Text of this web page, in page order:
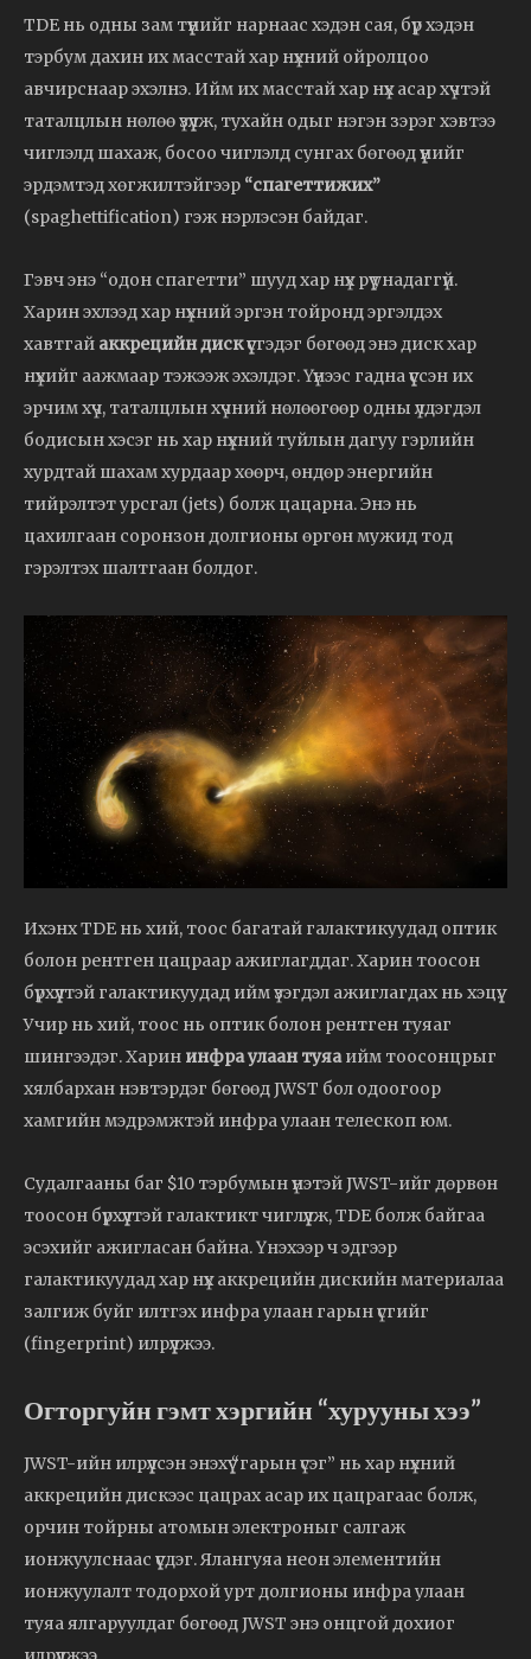
TDE нь одны зам түүнийг нарнаас хэдэн сая, бүр хэдэн
тэрбум дахин их масстай хар нүхний ойролцоо
авчирснаар эхэлнэ. Ийм их масстай хар нүх асар хүчтэй
таталцлын нөлөө үзүүлж, тухайн одыг нэгэн зэрэг хэвтээ
чиглэлд шахаж, босоо чиглэлд сунгах бөгөөд үүнийг
эрдэмтэд хөгжилтэйгээр “спагеттижих”
(spaghettification) гэж нэрлэсэн байдаг.
Гэвч энэ “одон спагетти” шууд хар нүх рүү унадаггүй.
Харин эхлээд хар нүхний эргэн тойронд эргэлдэх
хавтгай аккрецийн дискүүсгэдэг бөгөөд энэ диск хар
нүхийг аажмаар тэжээж эхэлдэг. Үүнээс гадна үүссэн их
эрчим хүч, таталцлын хүчний нөлөөгөөр одны үлдэгдэл
бодисын хэсэг нь хар нүхний туйлын дагуу гэрлийн
хурдтай шахам хурдаар хөөрч, өндөр энергийн
тийрэлтэт урсгал (jets) болж цацарна. Энэ нь
цахилгаан соронзон долгионы өргөн мужид тод
гэрэлтэх шалтгаан болдог.
Ихэнх TDE нь хий, тоос багатай галактикуудад оптик
болон рентген цацраар ажиглагддаг. Харин тоосон
бүрхүүлтэй галактикуудад ийм үзэгдэл ажиглагдах нь хэцүү.
Учир нь хий, тоос нь оптик болон рентген туяаг
шингээдэг. Харин инфра улаан туяаийм тоосонцрыг
хялбархан нэвтэрдэг бөгөөд JWST бол одоогоор
хамгийн мэдрэмжтэй инфра улаан телескоп юм.
Судалгааны баг $10 тэрбумын үнэтэй JWST-ийг дөрвөн
тоосон бүрхүүлтэй галактикт чиглүүлж, TDE болж байгаа
эсэхийг ажигласан байна. Үнэхээр ч эдгээр
галактикуудад хар нүх аккрецийн дискийн материалаа
залгиж буйг илтгэх инфра улаан гарын үсгийг
(fingerprint) илрүүлжээ.
Огторгуйн гэмт хэргийн “хурууны хээ”
JWST-ийн илрүүлсэн энэхүү “гарын үсэг” нь хар нүхний
аккрецийн дискээс цацрах асар их цацрагаас болж,
орчин тойрны атомын электроныг салгаж
ионжуулснаас үүсдэг. Ялангуяа неон элементийн
ионжуулалт тодорхой урт долгионы инфра улаан
туяа ялгаруулдаг бөгөөд JWST энэ онцгой дохиог